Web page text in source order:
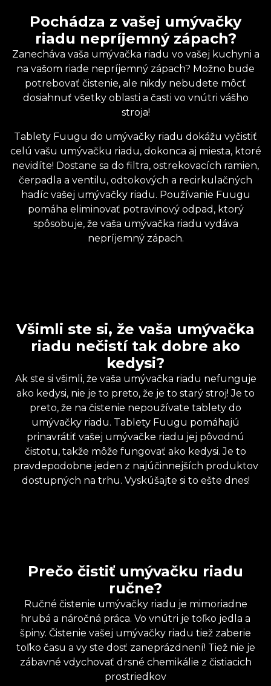
Pochádza z vašej umývačky
riadu nepríjemný zápach?
Zanecháva vaša umývačka riadu vo vašej kuchyni a
na vašom riade nepríjemný zápach? Možno bude
potrebovať čistenie, ale nikdy nebudete môcť
dosiahnuť všetky oblasti a časti vo vnútri vášho
stroja!
Tablety Fuugu do umývačky riadu dokážu vyčistiť
celú vašu umývačku riadu, dokonca aj miesta, ktoré
nevidíte! Dostane sa do filtra, ostrekovacích ramien,
čerpadla a ventilu, odtokových a recirkulačných
hadíc vašej umývačky riadu. Používanie Fuugu
pomáha eliminovať potravinový odpad, ktorý
spôsobuje, že vaša umývačka riadu vydáva
nepríjemný zápach.
Všimli ste si, že vaša umývačka
riadu nečistí tak dobre ako
kedysi?
Ak ste si všimli, že vaša umývačka riadu nefunguje
ako kedysi, nie je to preto, že je to starý stroj! Je to
preto, že na čistenie nepoužívate tablety do
umývačky riadu. Tablety Fuugu pomáhajú
prinavrátiť vašej umývačke riadu jej pôvodnú
čistotu, takže môže fungovať ako kedysi. Je to
pravdepodobne jeden z najúčinnejších produktov
dostupných na trhu. Vyskúšajte si to ešte dnes!
Prečo čistiť umývačku riadu
ručne?
Ručné čistenie umývačky riadu je mimoriadne
hrubá a náročná práca. Vo vnútri je toľko jedla a
špiny. Čistenie vašej umývačky riadu tiež zaberie
toľko času a vy ste dosť zaneprázdnení! Tiež nie je
zábavné vdychovať drsné chemikálie z čistiacich
prostriedkov